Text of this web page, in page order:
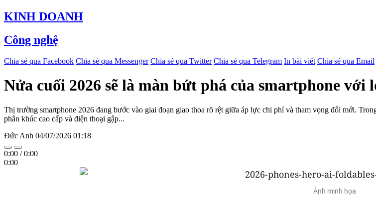
KINH DOANH
Công nghệ
Chia sẻ qua Facebook Chia sẻ qua Messenger Chia sẻ qua Twitter Chia sẻ qua Telegram In bài viết Chia sẻ qua Email
Nửa cuối 2026 sẽ là màn bứt phá của smartphone với
Thị trường smartphone 2026 đang bước vào giai đoạn giao thoa rõ rệt giữa áp lực chi phí và tham vọng đổi mới.
phân khúc cao cấp và điện thoại gập...
Đức Anh 04/07/2026 01:18
0:00 /0:00
0:00
Ảnh minh họa